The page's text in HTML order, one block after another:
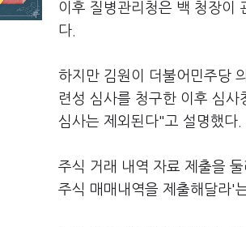
이후 질병관리청은 백 청장이
다.
하지만 김원이 더불어민주당
련성 심사를 청구한 이후 심
심사는 제외된다"고 설명했다
주식 거래 내역 자료 제출을
주식 매매내역을 제출해달라'